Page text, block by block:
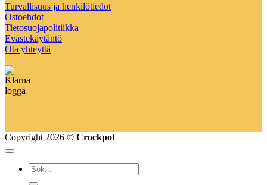
Turvallisuus ja henkilötiedot
Ostoehdot
Tietosuojapolitiikka
Evästekäytäntö
Ota yhteyttä
Copyright 2026 © Crockpot